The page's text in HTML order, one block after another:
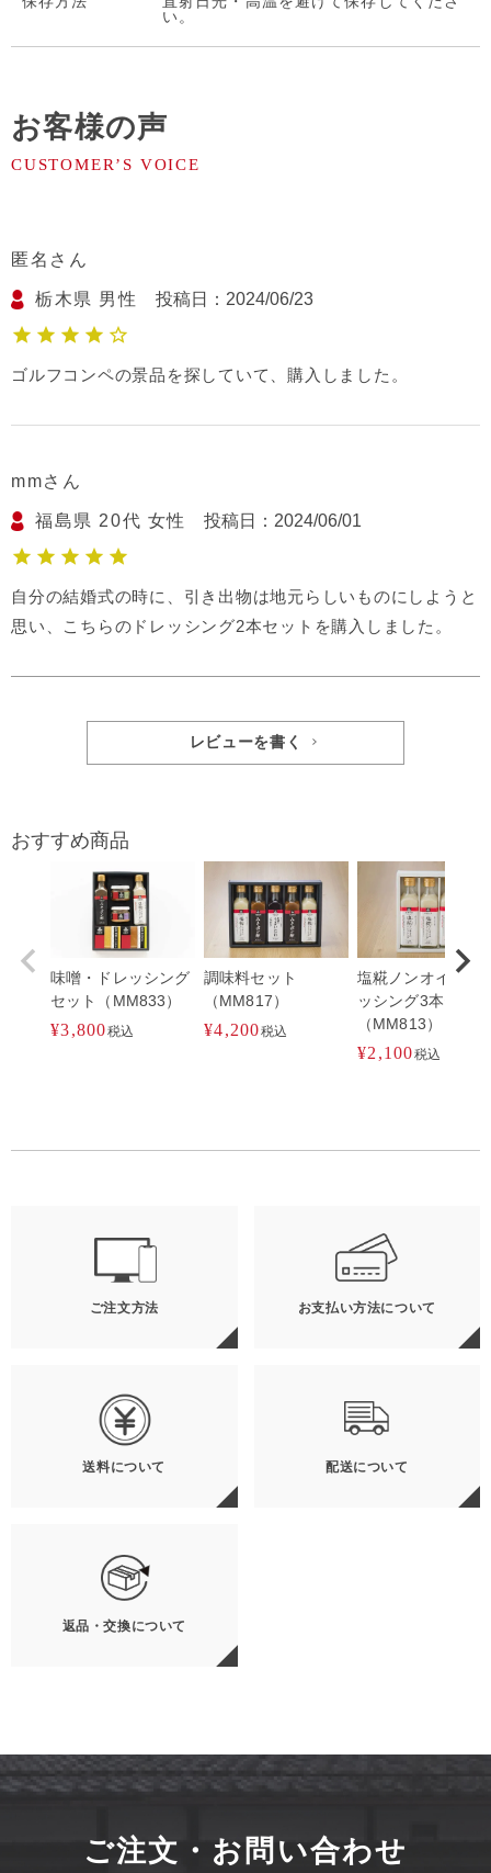
い。
お客様の声
匿名
栃木県 男性 投稿日 2024/06/23
ゴルフコンペの景品を探していて、購入しました。
mm
福島県 20代 女性 投稿日 2024/06/01
自分の結婚式の時に、引き出物は地元らしいものにしようと
思い、こちらのドレッシング2本セットを購入しました。
レビューを書く
おすすめ商品
味噌・ドレッシング
セット（MM833）
¥3,800税込
調味料セット
（MM817）
¥4,200税込
塩糀ノンオイルド
ッシング3本セット
（MM813）
¥2,100税込
ご注文方法 お支払い方法について
送料について 配送について
返品・交換について
ご注文・お問い合わせ